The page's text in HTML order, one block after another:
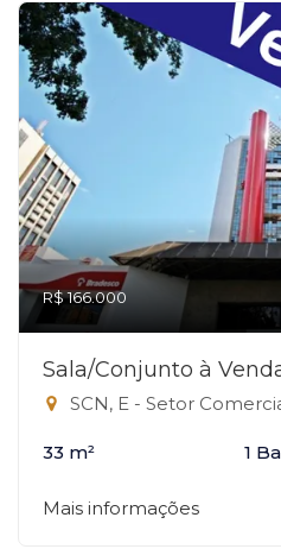
R$ 166.000
Sala/Conjunto à
SCN, E - Setor
33 m² 1
Mais informações